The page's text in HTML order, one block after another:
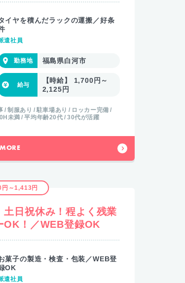
イヤを積んだラックの運搬／好条
遣社員
福島県白河市
【時給】 1,700円～
2,125円
制服あり 駐車場あり
ロッカー完備
未満 平均年齢20代 30代が活躍
MORE
円～1,413円
土日祝休み！程よく残業
OK！／WEB登録OK
菓子の製造・検査・包装／WEB登
OK
遣社員